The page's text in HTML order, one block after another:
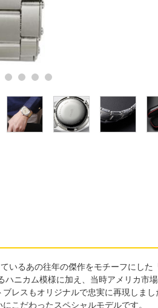
いるあの往年の傑作をモチーフにした
ニカム模様に加え、当時アメリカ市
レスもオリジナルで忠実に再現しまし
こだわったスペシャルモデルです。